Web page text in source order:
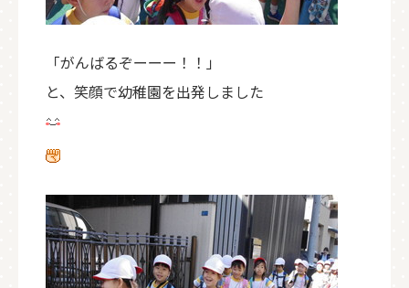
「がんばるぞーーー！！」
と、笑顔で幼稚園を出発しました